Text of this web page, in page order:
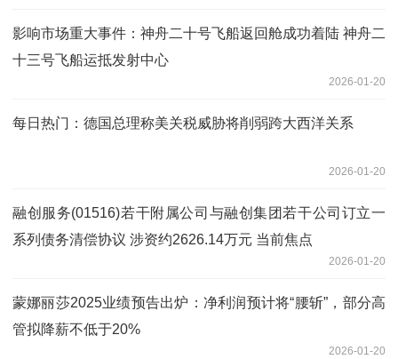
影响市场重大事件：神舟二十号飞船返回舱成功着陆 神舟二
十三号飞船运抵发射中心
2026-01-20
每日热门：德国总理称美关税威胁将削弱跨大西洋关系
2026-01-20
融创服务(01516)若干附属公司与融创集团若干公司订立一
系列债务清偿协议 涉资约2626.14万元 当前焦点
2026-01-20
蒙娜丽莎2025业绩预告出炉：净利润预计将“腰斩”，部分高
管拟降薪不低于20%
2026-01-20